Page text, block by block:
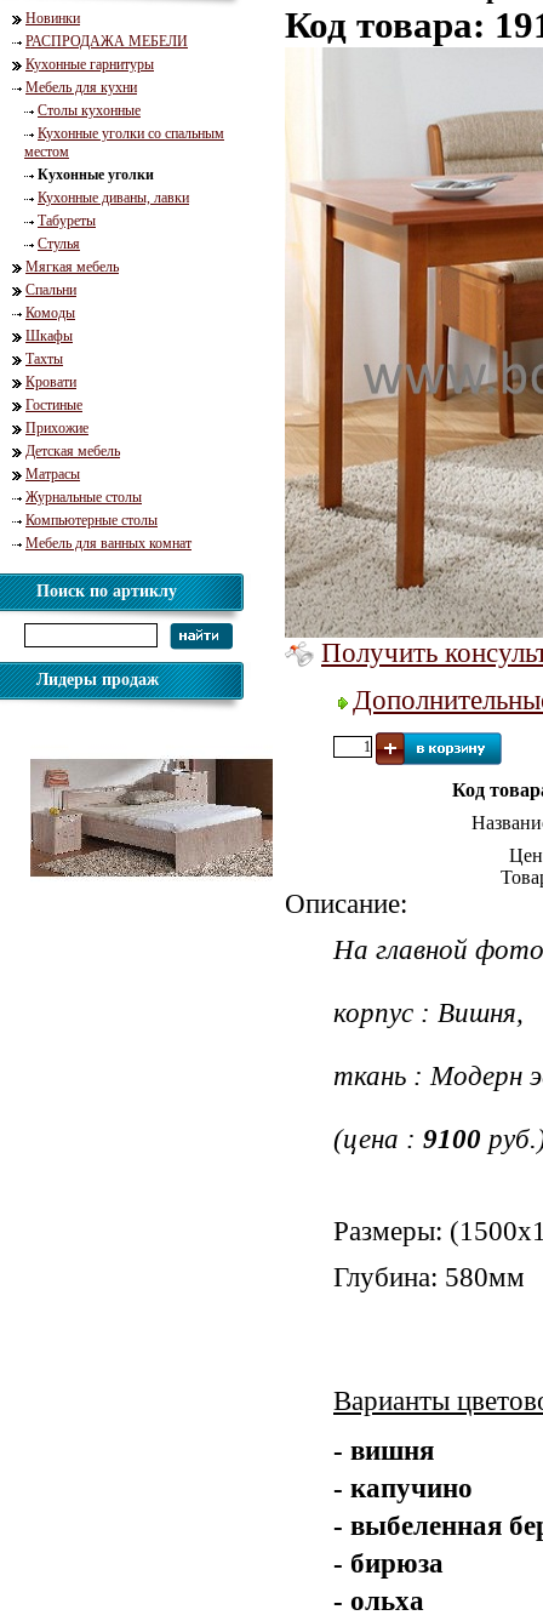
Новинки
РАСПРОДАЖА МЕБЕЛИ
Кухонные гарнитуры
Мебель для кухни
Столы кухонные
Кухонные уголки со спальным
местом
Кухонные уголки
Кухонные диваны, лавки
Табуреты
Стулья
Мягкая мебель
Спальни
Комоды
Шкафы
Тахты
Кровати
Гостиные
Прихожие
Детская мебель
Матрасы
Журнальные столы
Компьютерные столы
Мебель для ванных комнат
Поиск по артиклу
Лидеры продаж
Код товара:
Получить
Код
Описание:
На главной
корпус : Вишня,
ткань : Модерн
(цена : 9100
Размеры:
Глубина: 580мм
Варианты
- вишня
- капучино
- выбеленная
- бирюза
- ольха